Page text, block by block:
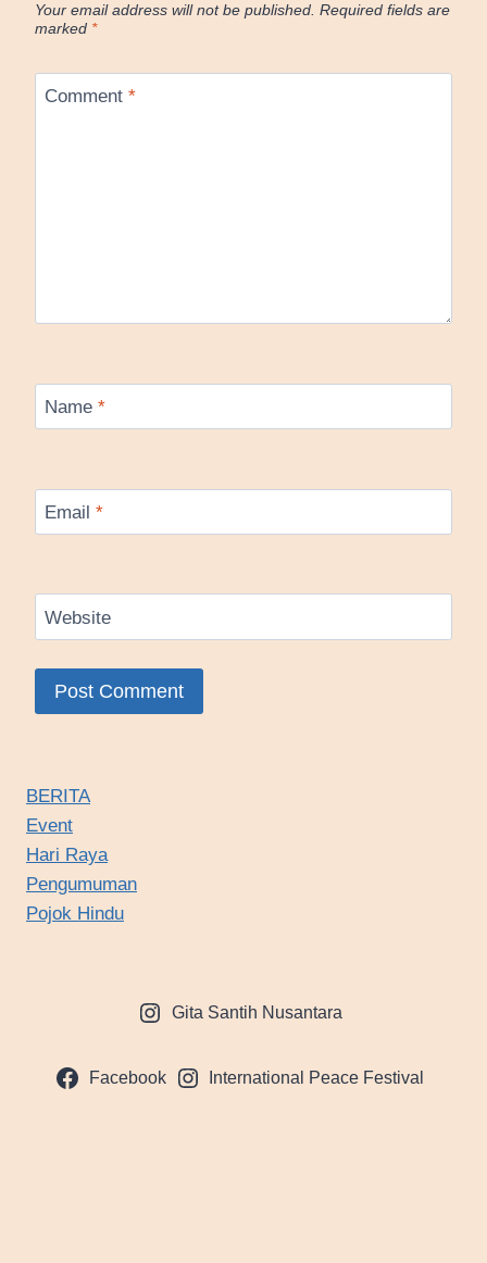
Your email address will not be published. Required fields are
marked *
Comment *
Name *
Email *
Website
BERITA
Event
Hari Raya
Pengumuman
Pojok Hindu
Gita Santih Nusantara
Facebook International Peace Festival